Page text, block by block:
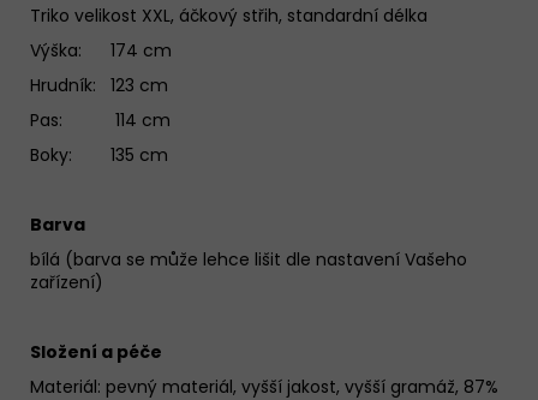
Triko velikost XXL, áčkový střih, standardní délka
Výška: 174 cm
Hrudník: 123 cm
Pas: 114 cm
Boky: 135 cm
Barva
bílá (barva se může lehce lišit dle nastavení Vašeho
zařízení)
Složení a péče
Materiál: pevný materiál, vyšší jakost, vyšší gramáž, 87%